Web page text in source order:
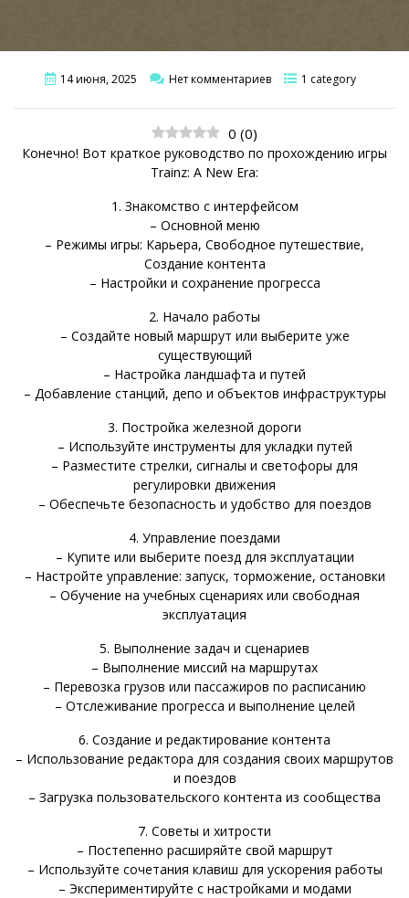
14 июня, 2025 Нет комментариев 1 category
0 (0)
Конечно! Вот краткое руководство по прохождению игры
Trainz: A New Era:
1. Знакомство с интерфейсом
– Основной меню
– Режимы игры: Карьера, Свободное путешествие,
Создание контента
– Настройки и сохранение прогресса
2. Начало работы
– Создайте новый маршрут или выберите уже
существующий
– Настройка ландшафта и путей
– Добавление станций, депо и объектов инфраструктуры
3. Постройка железной дороги
– Используйте инструменты для укладки путей
– Разместите стрелки, сигналы и светофоры для
регулировки движения
– Обеспечьте безопасность и удобство для поездов
4. Управление поездами
– Купите или выберите поезд для эксплуатации
– Настройте управление: запуск, торможение, остановки
– Обучение на учебных сценариях или свободная
эксплуатация
5. Выполнение задач и сценариев
– Выполнение миссий на маршрутах
– Перевозка грузов или пассажиров по расписанию
– Отслеживание прогресса и выполнение целей
6. Создание и редактирование контента
– Использование редактора для создания своих маршрутов
и поездов
– Загрузка пользовательского контента из сообщества
7. Советы и хитрости
– Постепенно расширяйте свой маршрут
– Используйте сочетания клавиш для ускорения работы
– Экспериментируйте с настройками и модами